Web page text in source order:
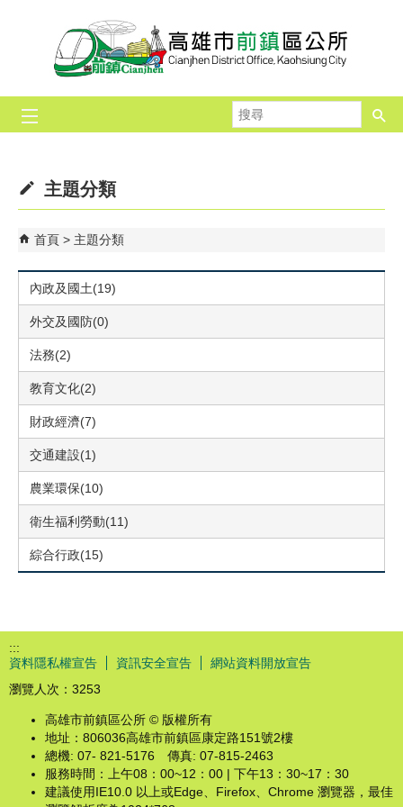
跳到主要內容區塊
尋
主題分類
首頁 主題分類
內政及國土(19)
外交及國防(0)
法務(2)
教育文化(2)
財政經濟(7)
交通建設(1)
農業環保(10)
衛生福利勞動(11)
綜合行政(15)
:::
資料隱私權宣告
資訊安全宣告
網站資料開放宣告
瀏覽人次： 3253
高雄市前鎮區公所 © 版權所有
地址：806036高雄市前鎮區康定路151號2樓
總機: 07- 821-5176 傳真: 07-815-2463
服務時間：上午08：00~12：00 | 下午13：30~17：30
建議使用IE10.0 以上或Edge、Firefox、Chrome 瀏覽器，最佳